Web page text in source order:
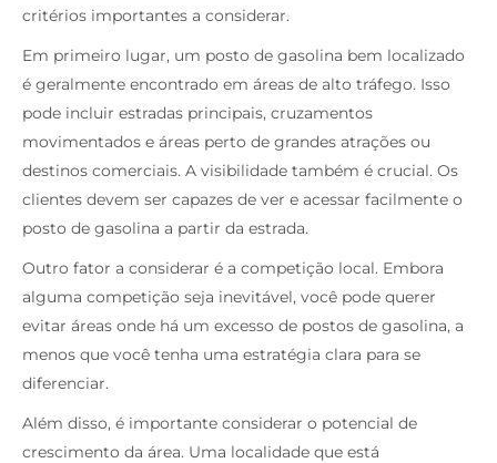
critérios importantes a considerar.
Em primeiro lugar, um posto de gasolina bem localizado
é geralmente encontrado em áreas de alto tráfego. Isso
pode incluir estradas principais, cruzamentos
movimentados e áreas perto de grandes atrações ou
destinos comerciais. A visibilidade também é crucial. Os
clientes devem ser capazes de ver e acessar facilmente o
posto de gasolina a partir da estrada.
Outro fator a considerar é a competição local. Embora
alguma competição seja inevitável, você pode querer
evitar áreas onde há um excesso de postos de gasolina, a
menos que você tenha uma estratégia clara para se
diferenciar.
Além disso, é importante considerar o potencial de
crescimento da área. Uma localidade que está